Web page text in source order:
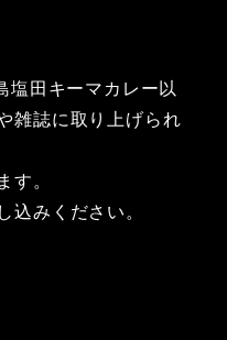
塩田キーマカレー以
雑誌に取り上げられ
す。
込みください。